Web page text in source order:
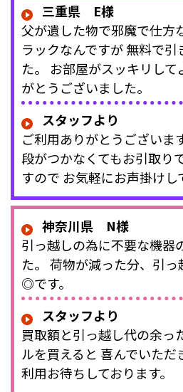
三重県 E様
父が遺した物で邪魔で仕方
ラックなんですが 無料で引
た。 お部屋がスッキリして
がとうございました。
スタッフより
ご利用ありがとうございま
段がつかなくてもお引取り
すので お気軽にお声掛けし
神奈川県 N様
引っ越しの為に不要な機器
た。 荷物が減った分、引
◎です。
スタッフより
買取額と引っ越し代の余っ
ルを買えると 喜んでいた
利用お待ちしております。